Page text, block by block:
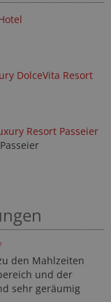
DolceVita Resort
Resort Passeier
den Mahlzeiten
und der
sehr geräumig